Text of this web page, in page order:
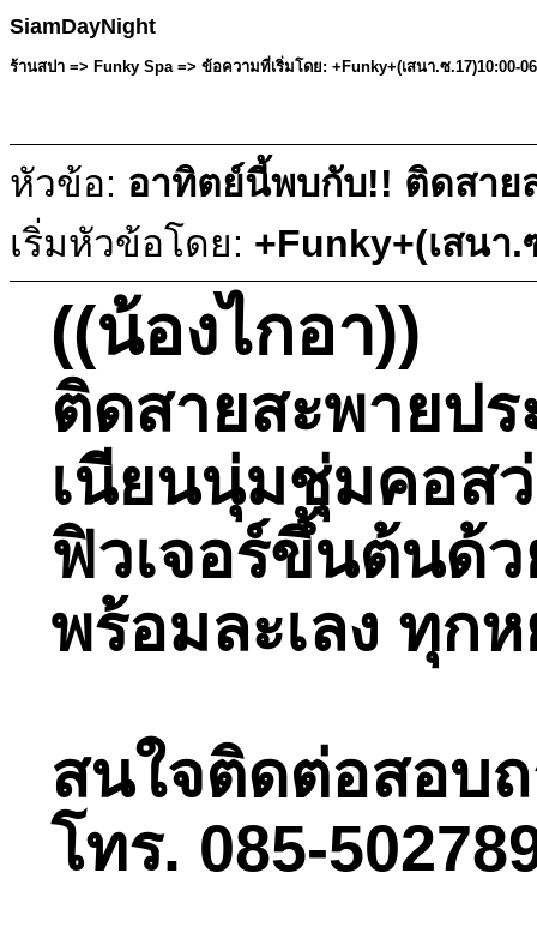
SiamDayNight
ร้านสปา => Funky Spa => ข้อความที่เริ่มโดย: +Funky+(เสนา.ซ.17)10:00-
หัวข้อ: อาทิตย์นี้พบกับ!! ติดสาย
เริ่มหัวข้อโดย: +Funky+(เสนา
((น้องไกอา))
ติดสายสะพายป
เนียนนุ่มชุ่มคอส
ฟิวเจอร์ขึ้นต้นด้ว
พร้อมละเลง ทุก
สนใจติดต่อสอบ
โทร. 085-